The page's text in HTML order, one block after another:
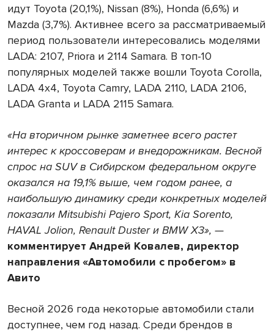
идут Toyota (20,1%), Nissan (8%), Honda (6,6%) и
Mazda (3,7%). Активнее всего за рассматриваемый
период пользователи интересовались моделями
LADA: 2107, Priora и 2114 Samara. В топ-10
популярных моделей также вошли Toyota Corolla,
LADA 4x4, Toyota Camry, LADA 2110, LADA 2106,
LADA Granta и LADA 2115 Samara.
«На вторичном рынке заметнее всего растет
интерес к кроссоверам и внедорожникам. Весной
спрос на SUV в Сибирском федеральном округе
оказался на 19,1% выше, чем годом ранее, а
наибольшую динамику среди конкретных моделей
показали Mitsubishi Pajero Sport, Kia Sorento,
HAVAL Jolion, Renault Duster и BMW X3», —
комментирует Андрей Ковалев, директор
направления «Автомобили с пробегом» в
Авито
Весной 2026 года некоторые автомобили стали
доступнее, чем год назад. Среди брендов в